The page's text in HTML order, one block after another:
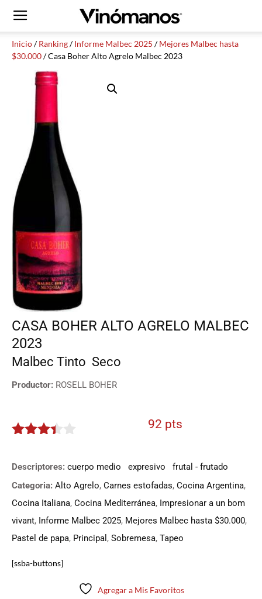
Inicio/Ranking/Informe Malbec 2025 /Mejores Malbec hasta
$30.000/ Casa Boher Alto Agrelo Malbec 2023
CASA BOHER ALTO AGRELO MALBEC
2023
Malbec Tinto Seco
Productor: ROSELL BOHER
92 pts
Descriptores: cuerpo medio expresivo
frutal - frutado
Categoria: Alto Agrelo, Carnes estofadas, Cocina Argentina,
Cocina Italiana, Cocina Mediterránea, Impresionar a un bom
vivant, Informe Malbec 2025, Mejores Malbec hasta $30.000,
Pastel de papa, Principal , Sobremesa, Tapeo
[ssba-buttons]
Agregar a Mis Favoritos